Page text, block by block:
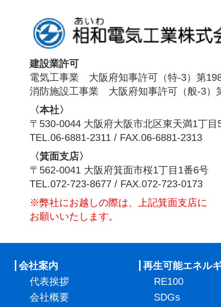
建設業許可
電気工事業 大阪府知事許可（特-3）第
消防施設工事業 大阪府知事許可（般-3）
〈本社〉
〒530-0044 大阪府大阪市北区東天満1丁目
TEL.06-6881-2311 / FAX.06-6881-2313
〈箕面支店〉
〒562-0041 大阪府箕面市桜1丁目1番6号
TEL.072-723-8677 / FAX.072-723-0173
※弊社にお越しの際は、上記箕面支店に
お願いいたします。
会社案内
代表挨拶
会社概要
再生可能エネル
RE100
SDGs